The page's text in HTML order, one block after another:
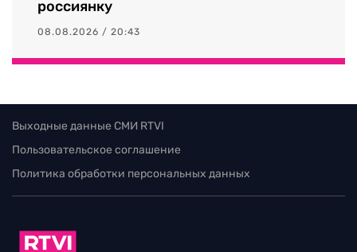
россиянку
08.08.2026 / 20:43
Выходные данные СМИ RTVI
Пользовательское соглашение
Политика обработки персональных данных